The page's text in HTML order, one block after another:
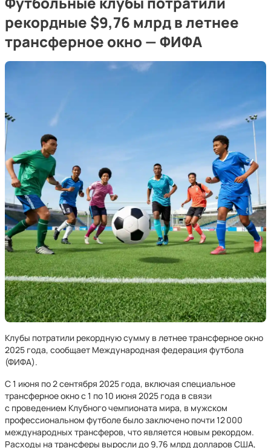
рекордные $9,76 млрд в летнее
трансферное окно — ФИФА
Клубы потратили рекордную сумму в летнее трансферное окно
2025 года, сообщает Международная федерация футбола
(ФИФА).
С 1 июня по 2 сентября 2025 года, включая специальное
трансферное окно с 1 по 10 июня 2025 года в связи
с проведением Клубного чемпионата мира, в мужском
профессиональном футболе было заключено почти 12 000
международных трансферов, что является новым рекордом.
Расходы на трансферы выросли до 9,76 млрд долларов США,